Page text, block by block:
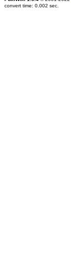
convert time: 0.002 sec.